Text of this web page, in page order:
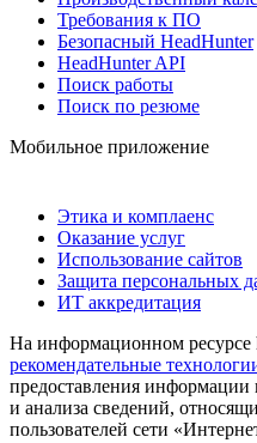
Требования к ПО
Безопасный HeadHunter
HeadHunter API
Поиск работы
Поиск по резюме
Мобильное приложение
Этика и комплаенс
Оказание услуг
Использование сайтов
Защита персональных
ИТ аккредитация
На информационном ресурсе
рекомендательные
предоставления информации
и анализа сведений,
пользователей сети